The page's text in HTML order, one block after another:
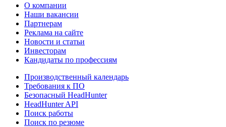
О компании
Наши вакансии
Партнерам
Реклама на сайте
Новости и статьи
Инвесторам
Кандидаты по профессиям
Производственный календарь
Требования к ПО
Безопасный HeadHunter
HeadHunter API
Поиск работы
Поиск по резюме